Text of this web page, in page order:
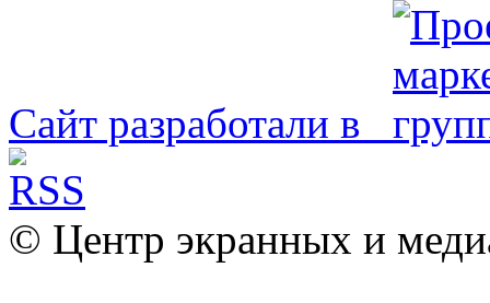
Сайт разработали в
© Центр экранных и